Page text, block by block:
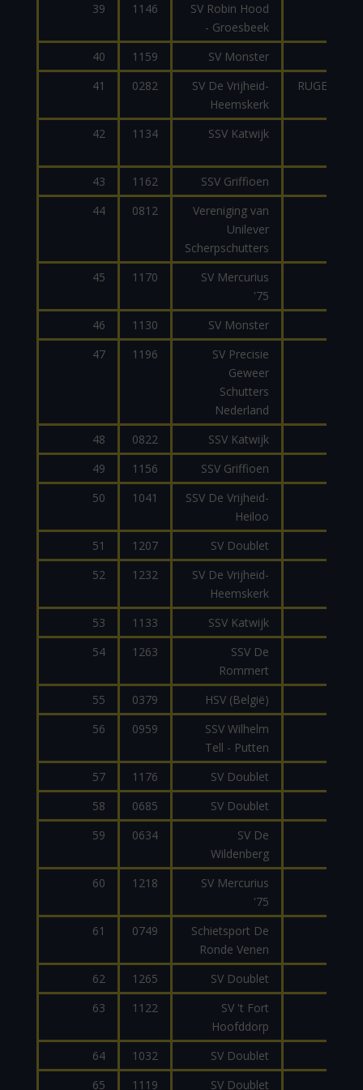
39 1146
SV Robin Hood
- Groesbeek
40 1159 SV Monster
41
0282
SV De Vrijheid-
Heemskerk
RUGER 10/
42 1134 SSV Katwijk
43 1162 SSV Griffioen
44
0812
Vereniging van
Unilever
Scherpschutters
45 1170
SV Mercurius
'75
46 1130 SV Monster
47
1196
SV Precisie
Geweer
Schutters
Nederland
48 0822 SSV Katwijk
49
1156 SSV Griffioen
50
1041
SSV De Vrijheid-
Heiloo
51 1207 SV Doublet
52
1232
SV De Vrijheid-
Heemskerk
53 1133 SSV Katwijk
54
1263
SSV De
Rommert
55 0379 HSV (België)
56
0959
SSV Wilhelm
Tell - Putten
57 1176 SV Doublet
58
0685 SV Doublet
59
0634
SV De
Wildenberg
60 1218
SV Mercurius
'75
61 0749
Schietsport De
Ronde Venen
62 1265 SV Doublet
63
1122
SV 't Fort
Hoofddorp
64 1032 SV Doublet
65
1119 SV Doublet